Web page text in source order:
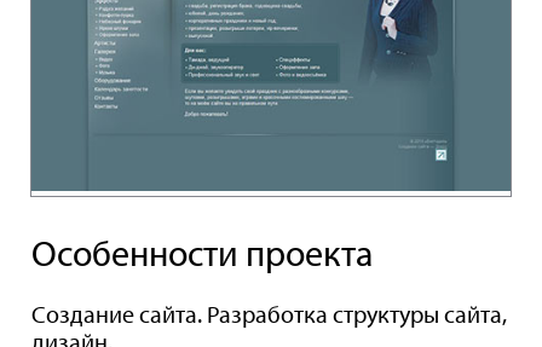
Особенности проекта
Создание сайта. Разработка структуры сайта,